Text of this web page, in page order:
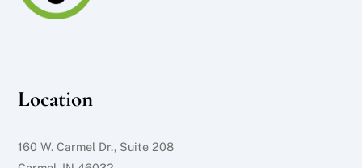
Location
160 W. Carmel Dr., Suite 208